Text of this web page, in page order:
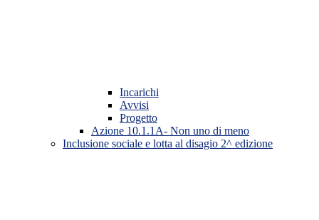
Incarichi
Avvisi
Progetto
Azione 10.1.1A- Non uno di meno
Inclusione sociale e lotta al disagio 2^ edizione